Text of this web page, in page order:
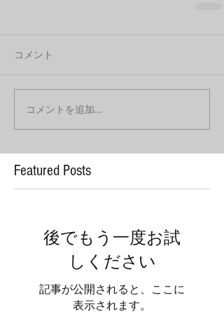
コメント
コメントを追加…
Featured Posts
後でもう一度お試
しください
記事が公開されると、ここに
表示されます。